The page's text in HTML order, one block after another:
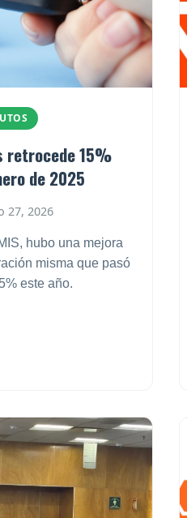
retrocede 15%
de 2025
27, 2026
hubo una mejora
misma que pasó
este año.